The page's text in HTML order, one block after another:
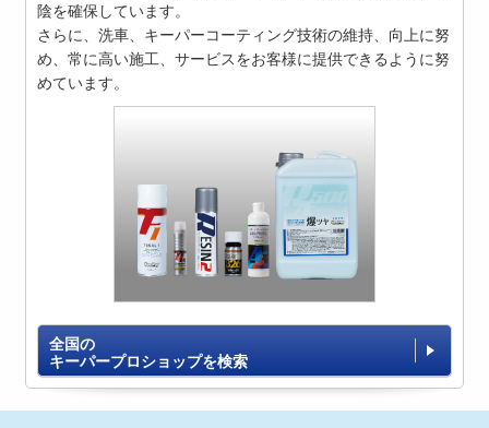
陰を確保しています。
さらに、洗車、キーパーコーティング技術の維持、向上に努
め、常に高い施工、サービスをお客様に提供できるように努
めています。
全国の
キーパープロショップを検索